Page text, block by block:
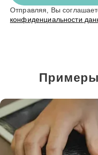
Отправляя, Вы
конфиденциальности